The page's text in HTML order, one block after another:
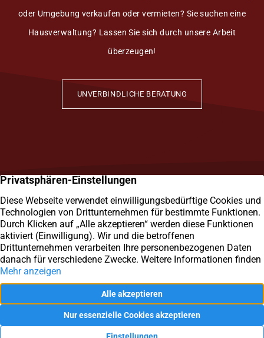
oder Umgebung verkaufen oder vermieten? Sie suchen eine
Hausverwaltung? Lassen Sie sich durch unsere Arbeit
überzeugen!
UNVERBINDLICHE BERATUNG
SAM Immobilien
Kirchstr. 11
58256 Ennepetal
0 23 33 / 40 39 48 8
Senden Sie uns eine E-Mail
Immobilienmakler Ennepetal